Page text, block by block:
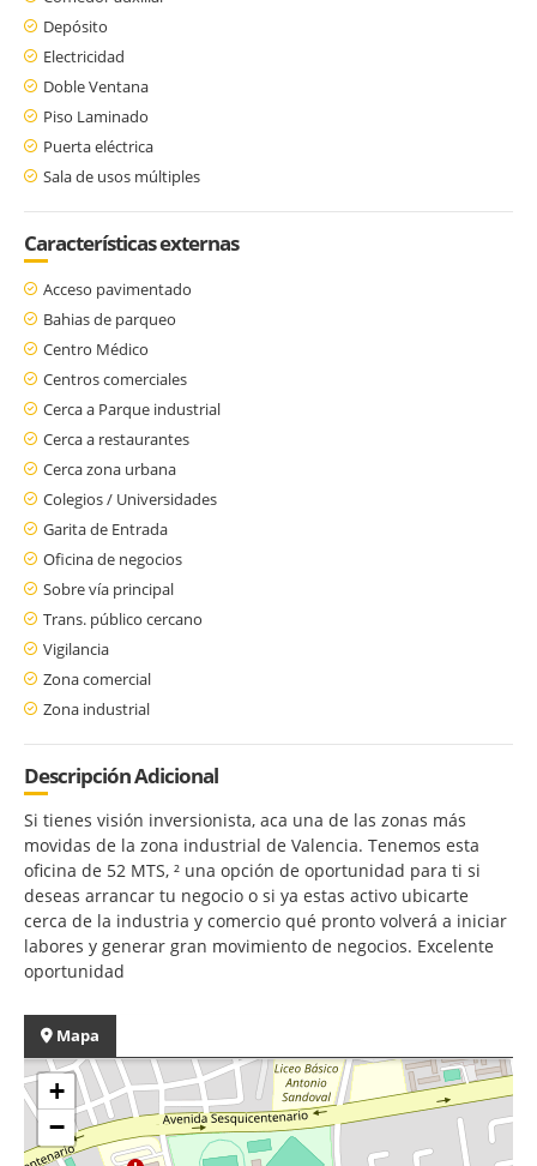
Depósito
Electricidad
Doble Ventana
Piso Laminado
Puerta eléctrica
Sala de usos múltiples
Características externas
Acceso pavimentado
Bahias de parqueo
Centro Médico
Centros comerciales
Cerca a Parque industrial
Cerca a restaurantes
Cerca zona urbana
Colegios / Universidades
Garita de Entrada
Oficina de negocios
Sobre vía principal
Trans. público cercano
Vigilancia
Zona comercial
Zona industrial
Descripción Adicional
Si tienes visión inversionista, aca una de las zonas más
movidas de la zona industrial de Valencia. Tenemos esta
oficina de 52 MTS, ² una opción de oportunidad para ti si
deseas arrancar tu negocio o si ya estas activo ubicarte
cerca de la industria y comercio qué pronto volverá a iniciar
labores y generar gran movimiento de negocios. Excelente
oportunidad
Mapa
+
−